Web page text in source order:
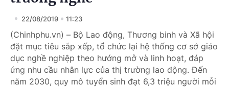
22/08/2019 11:23
(Chinhphu.vn) – Bộ Lao động, Thương binh và Xã hội
đặt mục tiêu sắp xếp, tổ chức lại hệ thống cơ sở giáo
dục nghề nghiệp theo hướng mở và linh hoạt, đáp
ứng nhu cầu nhân lực của thị trường lao động. Đến
năm 2030, quy mô tuyển sinh đạt 6,3 triệu người mỗi